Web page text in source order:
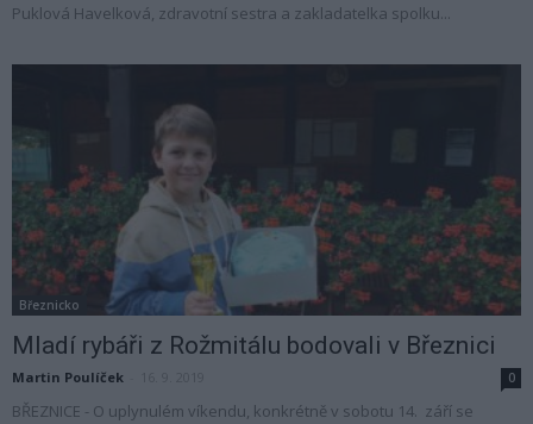
Puklová Havelková, zdravotní sestra a zakladatelka spolku...
Březnicko
Mladí rybáři z Rožmitálu bodovali v Březnici
Martin Poulíček 0
BŘEZNICE - O uplynulém víkendu, konkrétně v sobotu 14. září se